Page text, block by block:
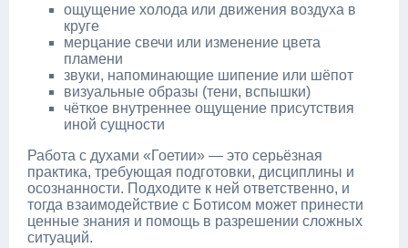
ощущение холода или движения воздуха в
круге
мерцание свечи или изменение цвета
пламени
звуки, напоминающие шипение или шёпот
визуальные образы (тени, вспышки)
чёткое внутреннее ощущение присутствия
иной сущности
Работа с духами «Гоетии» — это серьёзная
практика, требующая подготовки, дисциплины и
осознанности. Подходите к ней ответственно, и
тогда взаимодействие с Ботисом может принести
ценные знания и помощь в разрешении сложных
ситуаций.